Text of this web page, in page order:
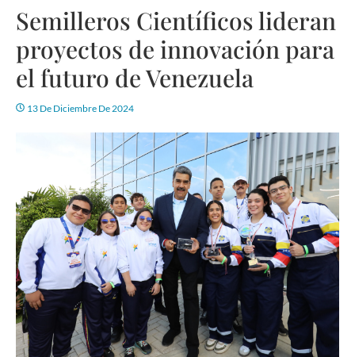
Semilleros Científicos lideran
proyectos de innovación para
el futuro de Venezuela
13 De Diciembre De 2024